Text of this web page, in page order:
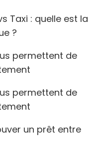
Taxi : quelle est la
?
permettent de
permettent de
un prêt entre